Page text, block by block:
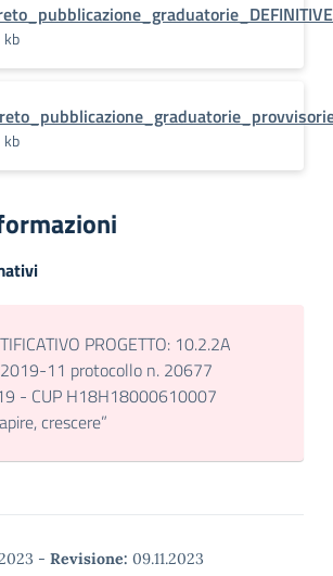
kb
kb
PROGETTO: 10.2.2A
11 protocollo n. 20677
- CUP H18H18000610007
crescere”
- Revisione: 09.11.2023